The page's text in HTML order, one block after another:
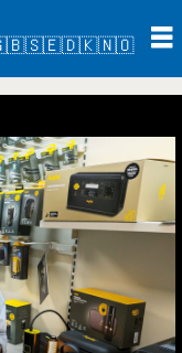
🇸🇪🇩🇰🇳🇴